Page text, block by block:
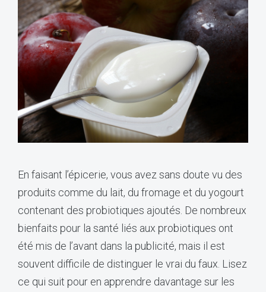
En faisant l’épicerie, vous avez sans doute vu des
produits comme du lait, du fromage et du yogourt
contenant des probiotiques ajoutés. De nombreux
bienfaits pour la santé liés aux probiotiques ont
été mis de l’avant dans la publicité, mais il est
souvent difficile de distinguer le vrai du faux. Lisez
ce qui suit pour en apprendre davantage sur les